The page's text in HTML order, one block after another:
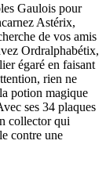
Gaulois pour
Astérix,
de vos amis
Ordralphabétix,
égaré en faisant
rien ne
potion magique
ses 34 plaques
collector qui
contre une